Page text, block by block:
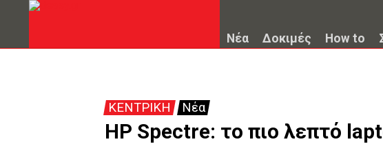
Νέα Δοκιμές How to
ΚΕΝΤΡΙΚΗ Νέα
HP Spectre: το πιο λεπτό